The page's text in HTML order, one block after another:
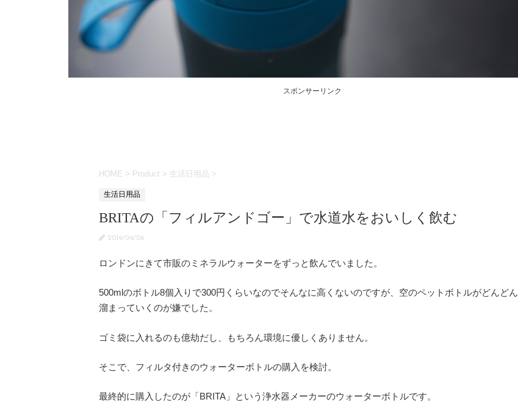
スポンサーリンク
HOME > Product > 生活日用品 >
生活日用品
BRITAの「フィルアンドゴー」で水道水をおいしく飲む
2019/04/06
ロンドンにきて市販のミネラルウォーターをずっと飲んでいました。
500mlのボトル8個入りで300円くらいなのでそんなに高くないのですが、空のペットボトルがどんどん
溜まっていくのが嫌でした。
ゴミ袋に入れるのも億劫だし、もちろん環境に優しくありません。
そこで、フィルタ付きのウォーターボトルの購入を検討。
最終的に購入したのが「BRITA」という浄水器メーカーのウォーターボトルです。